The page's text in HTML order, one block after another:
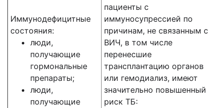
Иммунодефицитные
состояния:
люди,
получающие
гормональные
препараты;
люди,
получающие
пациенты с
иммуносупрессией по
причинам, не связанным с
ВИЧ, в том числе
перенесшие
трансплантацию органов
или гемодиализ, имеют
значительно повышенный
риск ТБ: